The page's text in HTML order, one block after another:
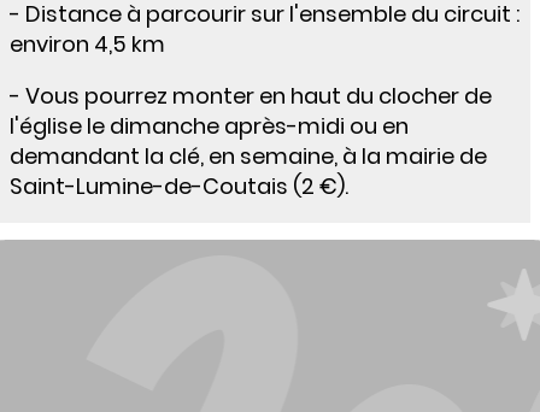
- Distance à parcourir sur l'ensemble du circuit :
environ 4,5 km
- Vous pourrez monter en haut du clocher de
l'église le dimanche après-midi ou en
demandant la clé, en semaine, à la mairie de
Saint-Lumine-de-Coutais (2 €).